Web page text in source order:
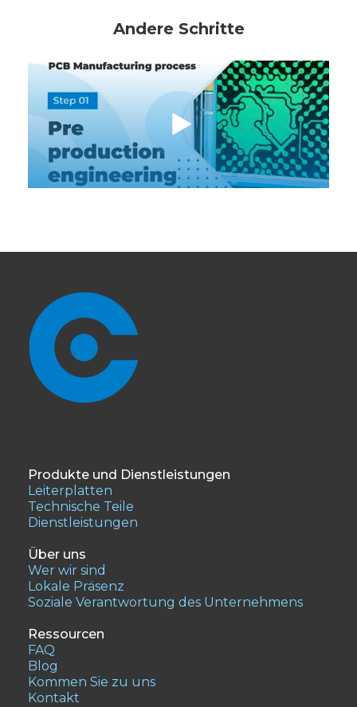
Andere Schritte
Produkte und Dienstleistungen
Leiterplatten
Technische Teile
Dienstleistungen
Über uns
Wer wir sind
Lokale Präsenz
Soziale Verantwortung des Unternehmens
Ressourcen
FAQ
Blog
Kommen Sie zu uns
Kontakt